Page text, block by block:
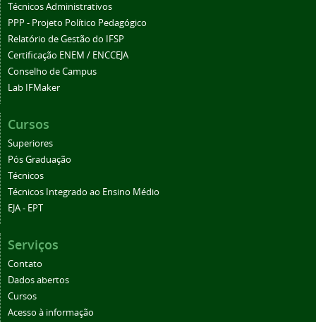
Técnicos Administrativos
PPP - Projeto Político Pedagógico
Relatório de Gestão do IFSP
Certificação ENEM / ENCCEJA
Conselho de Campus
Lab IFMaker
Cursos
Superiores
Pós Graduação
Técnicos
Técnicos Integrado ao Ensino Médio
EJA - EPT
Serviços
Contato
Dados abertos
Cursos
Acesso à informação